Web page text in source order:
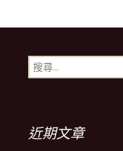
導
覽
列
搜
尋
近期文章